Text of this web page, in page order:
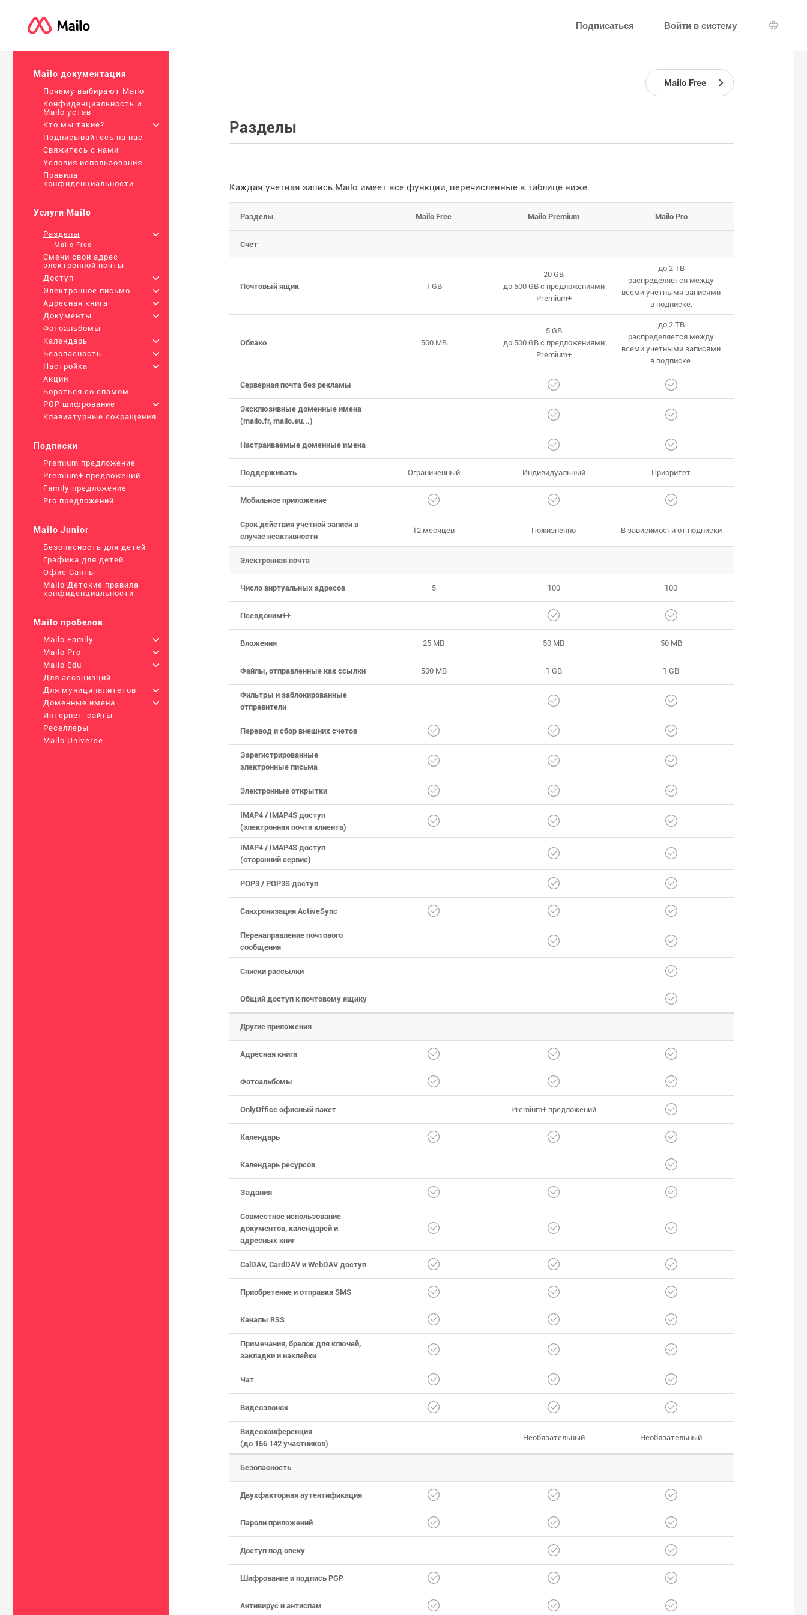
Подписаться Войти в систему
Выбор
Mailo документация
Почему выбирают Mailo
Конфиденциальность и
Mailo устав
Кто мы такие?
+
Подписывайтесь на нас
Свяжитесь с нами
Условия использования
Правила
конфиденциальности
Услуги Mailo
Разделы +
Mailo Free
Смени свой адрес
электронной почты
Доступ
+
Электронное письмо
+
Адресная книга
+
Документы
+
Фотоальбомы
Календарь
+
Безопасность
+
Настройка
+
Акции
Бороться со спамом
PGP шифрование
+
Клавиатурные сокращения
Подписки
Premium предложение
Premium+ предложений
Family предложение
Pro предложений
Mailo Junior
Безопасность для детей
Графика для детей
Офис Санты
Mailo Детские правила
конфиденциальности
Mailo пробелов
Mailo Family
+
Mailo Pro
+
Mailo Edu
+
Для ассоциаций
Для муниципалитетов
+
Доменные имена
+
Интернет-сайты
Реселлеры
Mailo Universe
Mailo Free
Разделы
Каждая учетная запись Mailo имеет все функции, перечисленные в таблице ниже.
Разделы Mailo Free Mailo Premium Mailo Pro
Счет
Почтовый ящик 1 GB
20 GB
до 500 GB с предложениями
Premium+
до 2 TB
распределяется между
всеми учетными записями
в подписке.
Облако 500 MB
5 GB
до 500 GB с предложениями
Premium+
до 2 TB
распределяется между
всеми учетными записями
в подписке.
Серверная почта без рекламы
Эксклюзивные доменные имена
(mailo.fr, mailo.eu...)
Настраиваемые доменные имена
Поддерживать Ограниченный Индивидуальный Приоритет
Мобильное приложение
Срок действия учетной записи в
случае неактивности
12 месяцев Пожизненно В зависимости от подписки
Электронная почта
Число виртуальных адресов 5 100 100
Псевдоним++
Вложения 25 MB 50 MB 50 MB
Файлы, отправленные как ссылки 500 MB 1 GB 1 GB
Фильтры и заблокированные
отправители
Перевод и сбор внешних счетов
Зарегистрированные
электронные письма
Электронные открытки
IMAP4 / IMAP4S доступ
(электронная почта клиента)
IMAP4 / IMAP4S доступ
(сторонний сервис)
POP3 / POP3S доступ
Синхронизация ActiveSync
Перенаправление почтового
сообщения
Списки рассылки
Общий доступ к почтовому ящику
Другие приложения
Адресная книга
Фотоальбомы
OnlyOffice офисный пакет Premium+ предложений
Календарь
Календарь ресурсов
Задания
Совместное использование
документов, календарей и
адресных книг
CalDAV, CardDAV и WebDAV доступ
Приобретение и отправка SMS
Каналы RSS
Примечания, брелок для ключей,
закладки и наклейки
Чат
Видеозвонок
Видеоконференция
(до 156 142 участников)
Необязательный Необязательный
Безопасность
Двухфакторная аутентификация
Пароли приложений
Доступ под опеку
Шифрование и подпись PGP
Антивирус и антиспам